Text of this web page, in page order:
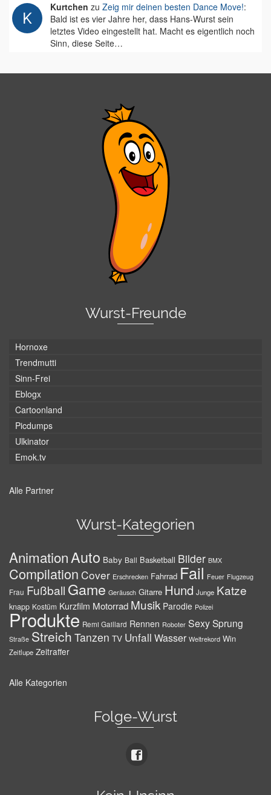
Kurtchen zu Zeig mir deinen besten Dance Move!:
Bald ist es vier Jahre her, dass Hans-Wurst sein
letztes Video eingestellt hat. Macht es eigentlich noch
Sinn, diese Seite…
Wurst-Freunde
Hornoxe
Trendmutti
Sinn-Frei
Eblogx
Cartoonland
Picdumps
Ulkinator
Emok.tv
Alle Partner
Wurst-Kategorien
AnimationAuto Baby Ball Basketball Bilder BMX
Compilation Cover Erschrecken Fahrrad Fail Feuer Flugzeug
Frau Fußball Game Geräusch Gitarre Hund Junge Katze
knapp Kostüm Kurzfilm Motorrad Musik Parodie Polizei
Produkte Remi Gaillard Rennen Roboter SexySprung
Straße Streich Tanzen TV Unfall Wasser Weltrekord Win
Zeitlupe Zeitraffer
Alle Kategorien
Folge-Wurst